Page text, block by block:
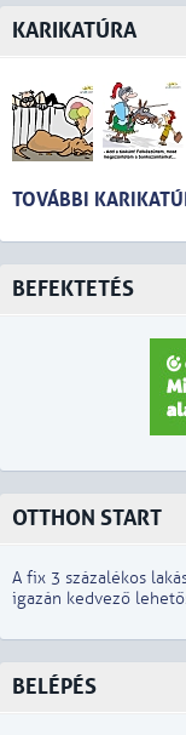
KARIKATÚRA
TOVÁBBI
BEFEKTETÉS
OTTHON START
A fix 3 százalékos
igazán kedvező
BELÉPÉS